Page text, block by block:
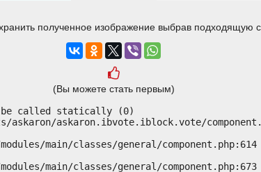
полученное изображение выбрав подходящую
(Вы можете стать первым)
be called statically (0)
askaron/askaron.ibvote.iblock.vote/